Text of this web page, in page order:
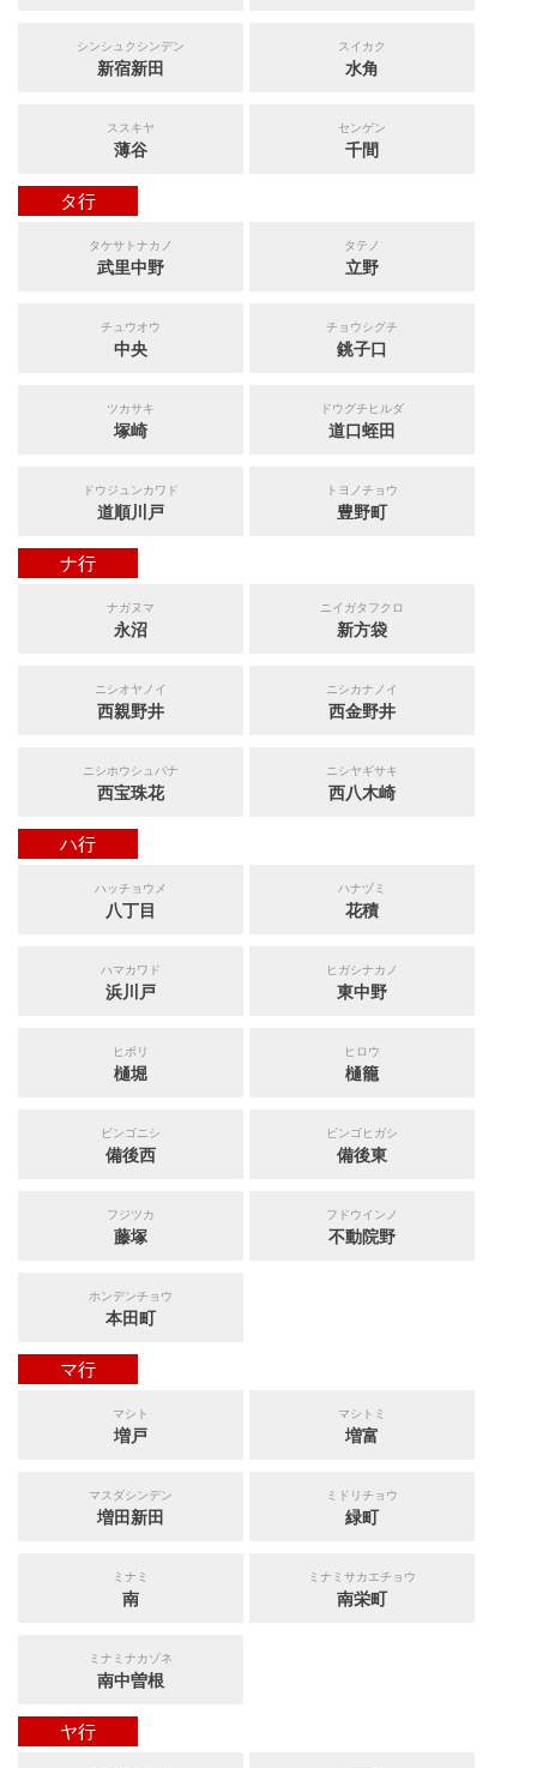
シンシュクシンデン
新宿新田
スイカク
水角
ススキヤ
薄谷
センゲン
千間
タ行
タケサトナカノ
武里中野
タテノ
立野
チュウオウ
中央
チョウシグチ
銚子口
ツカサキ
塚崎
ドウグチヒルダ
道口蛭田
ドウジュンカワド
道順川戸
トヨノチョウ
豊野町
ナ行
ナガヌマ
永沼
ニイガタフクロ
新方袋
ニシオヤノイ
西親野井
ニシカナノイ
西金野井
ニシホウシュバナ
西宝珠花
ニシヤギサキ
西八木崎
ハ行
ハッチョウメ
八丁目
ハナヅミ
花積
ハマカワド
浜川戸
ヒガシナカノ
東中野
ヒボリ
樋堀
ヒロウ
樋籠
ビンゴニシ
備後西
ビンゴヒガシ
備後東
フジツカ
藤塚
フドウインノ
不動院野
ホンデンチョウ
本田町
マ行
マシト
増戸
マシトミ
増富
マスダシンデン
増田新田
ミドリチョウ
緑町
ミナミ
南
ミナミサカエチョウ
南栄町
ミナミナカゾネ
南中曽根
ヤ行